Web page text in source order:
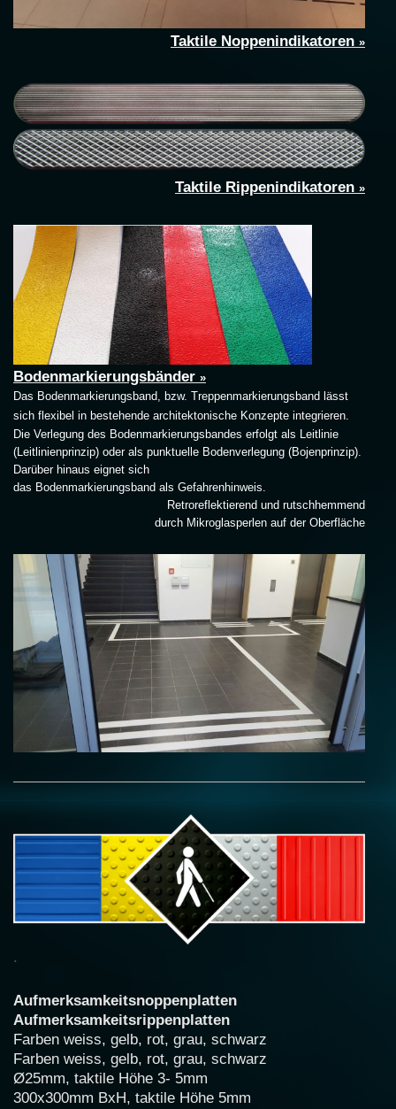
Taktile Noppenindikatoren »
Taktile Rippenindikatoren »
Bodenmarkierungsbänder »
Das Bodenmarkierungsband, bzw. Treppenmarkierungsband lässt
sich flexibel in bestehende architektonische Konzepte integrieren.
Die Verlegung des Bodenmarkierungsbandes erfolgt als Leitlinie
(Leitlinienprinzip) oder als punktuelle Bodenverlegung (Bojenprinzip).
Darüber hinaus eignet sich
das Bodenmarkierungsband als Gefahrenhinweis.
Retroreflektierend und rutschhemmend
durch Mikroglasperlen auf der Oberfläche
.
Aufmerksamkeitsnoppenplatten
Aufmerksamkeitsrippenplatten
Farben weiss, gelb, rot, grau, schwarz
Farben weiss, gelb, rot, grau, schwarz
Ø25mm, taktile Höhe 3- 5mm
300x300mm BxH, taktile Höhe 5mm